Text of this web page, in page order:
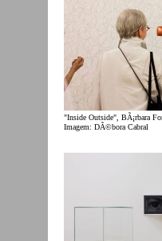
"Inside Outside", BÃ¡rbara
Imagem: DÃ©bora Cabral